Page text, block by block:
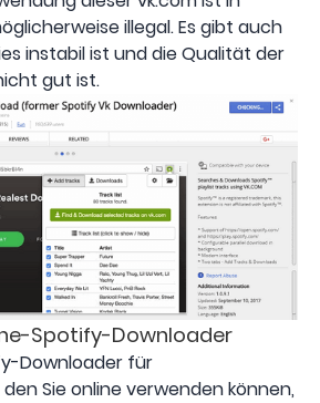
illegal. Es gibt auch
instabil ist und die Qualität der
gut ist.
Spotify-Downloader
Downloader für
Sie online verwenden können,